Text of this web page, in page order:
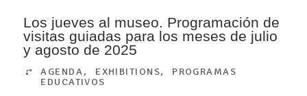
Los jueves al museo. Programación de
visitas guiadas para los meses de julio
y agosto de 2025
AGENDA, EXHIBITIONS, PROGRAMAS
EDUCATIVOS